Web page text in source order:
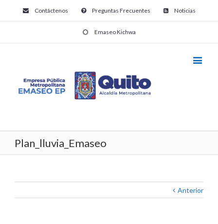
Contáctenos Preguntas Frecuentes Noticias
Emaseo Kichwa
Plan_lluvia_Emaseo
Anterior